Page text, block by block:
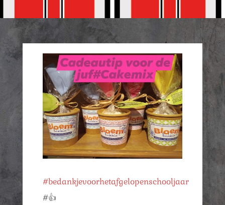
#bedankjevoorhetafgelopenschooljaar
#👍